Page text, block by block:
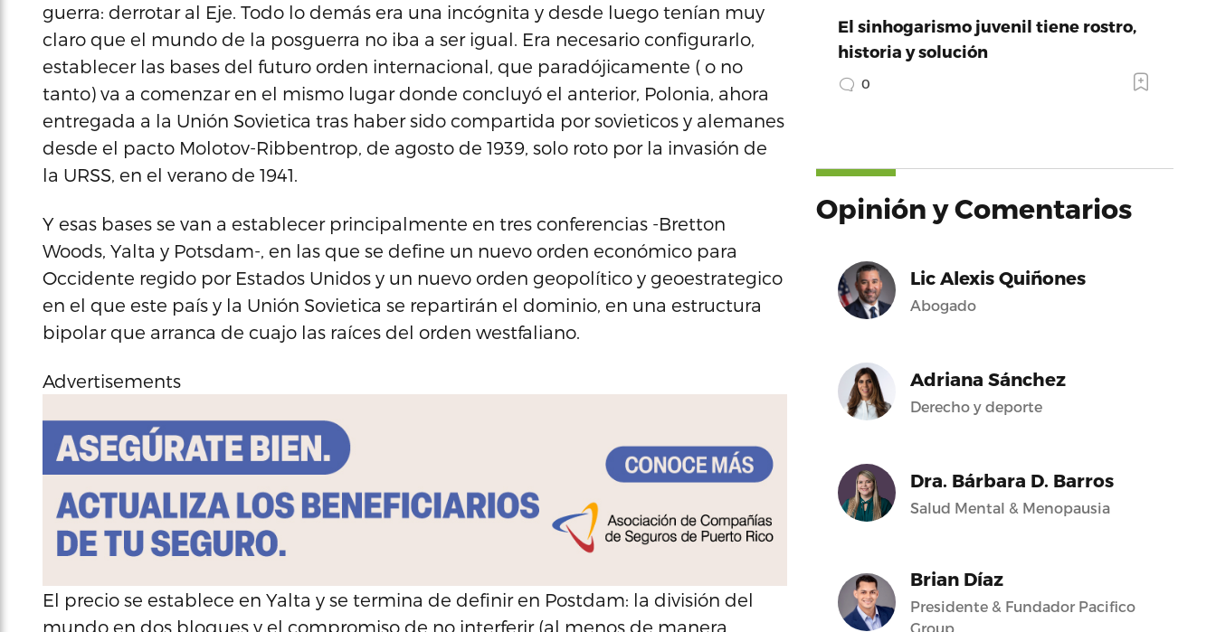
guerra: derrotar al Eje. Todo lo demás era una incógnita y desde luego tenían muy
claro que el mundo de la posguerra no iba a ser igual. Era necesario configurarlo,
establecer las bases del futuro orden internacional, que paradójicamente ( o no
tanto) va a comenzar en el mismo lugar donde concluyó el anterior, Polonia, ahora
entregada a la Unión Sovietica tras haber sido compartida por sovieticos y alemanes
desde el pacto Molotov-Ribbentrop, de agosto de 1939, solo roto por la invasión de
la URSS, en el verano de 1941.
Y esas bases se van a establecer principalmente en tres conferencias -Bretton
Woods, Yalta y Potsdam-, en las que se define un nuevo orden económico para
Occidente regido por Estados Unidos y un nuevo orden geopolítico y geoestrategico
en el que este país y la Unión Sovietica se repartirán el dominio, en una estructura
bipolar que arranca de cuajo las raíces del orden westfaliano.
Advertisements
El precio se establece en Yalta y se termina de definir en Postdam: la división del
mundo en dos bloques y el compromiso de no interferir (al menos de manera
El sinhogarismo juvenil tiene rostro,
historia y solución
0
Opinión y Comentarios
Lic Alexis Quiñones
Abogado
Adriana Sánchez
Derecho y deporte
Dra. Bárbara D. Barros
Salud Mental & Menopausia
Brian Díaz
Presidente & Fundador Pacifico
Group